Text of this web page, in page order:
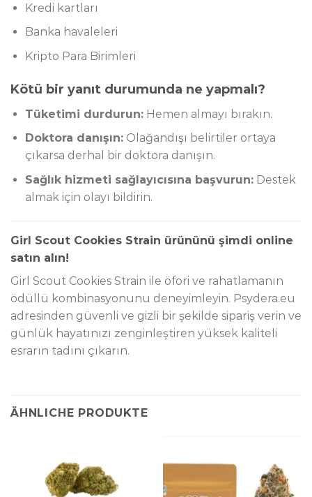
Kredi kartları
Banka havaleleri
Kripto Para Birimleri
Kötü bir yanıt durumunda ne yapmalı?
Tüketimi durdurun:Hemen almayı bırakın.
Doktora danışın:Olağandışı belirtiler ortaya
çıkarsa derhal bir doktora danışın.
Sağlık hizmeti sağlayıcısına başvurun:Destek
almak için olayı bildirin.
Girl Scout Cookies Strain ürününü şimdi online
satın alın!
Girl Scout Cookies Strain ile öfori ve rahatlamanın
ödüllü kombinasyonunu deneyimleyin. Psydera.eu
adresinden güvenli ve gizli bir şekilde sipariş verin ve
günlük hayatınızı zenginleştiren yüksek kaliteli
esrarın tadını çıkarın.
ÄHNLICHE PRODUKTE